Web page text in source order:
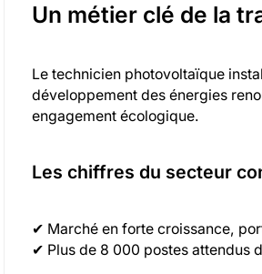
Un métier clé de la
Le technicien photovoltaïque
développement des énergies
engagement écologique.
Les chiffres du secteur
✔ Marché en forte croissance,
✔ Plus de 8 000 postes attendus